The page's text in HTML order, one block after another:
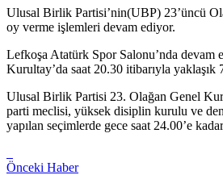
Ulusal Birlik Partisi’nin(UBP) 23’üncü
oy verme işlemleri devam ediyor.
Lefkoşa Atatürk Spor Salonu’nda devam
Kurultay’da saat 20.30 itibarıyla
Ulusal Birlik Partisi 23. Olağan Genel
parti meclisi, yüksek disiplin kurulu ve
yapılan seçimlerde gece saat 24.00’e
Önceki Haber